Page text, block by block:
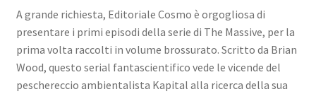
A grande richiesta, Editoriale Cosmo è orgogliosa di
presentare i primi episodi della serie di The Massive, per la
prima volta raccolti in volume brossurato. Scritto da Brian
Wood, questo serial fantascientifico vede le vicende del
peschereccio ambientalista Kapital alla ricerca della sua